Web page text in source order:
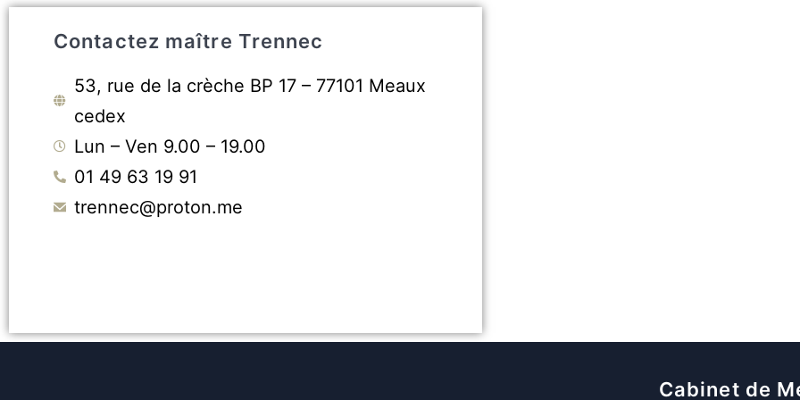
Contactez maître Trennec
53, rue de la crèche BP 17 – 77101 Meaux
cedex
Lun – Ven 9.00 – 19.00
01 49 63 19 91
trennec@proton.me
Cabinet de